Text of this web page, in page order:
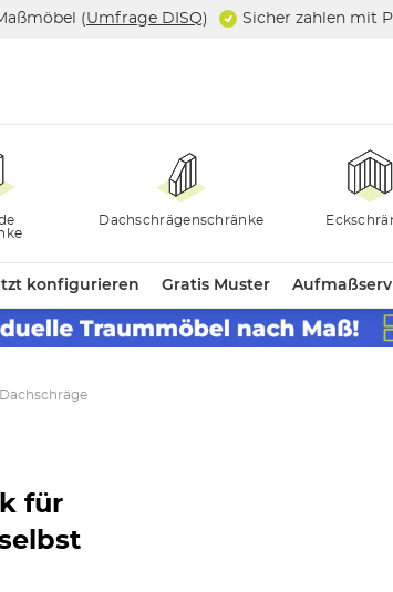
(Umfrage DISQ) Sicher zahlen mit
Dachschrägenschränke
konfigurieren Gratis Muster
für